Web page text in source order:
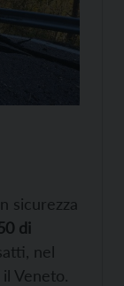
sicurezza
di
nel
Veneto.